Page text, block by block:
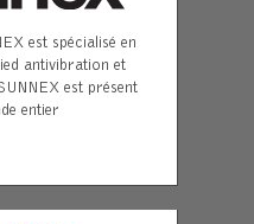
est spécialisé en
antivibration et
est présent
entier